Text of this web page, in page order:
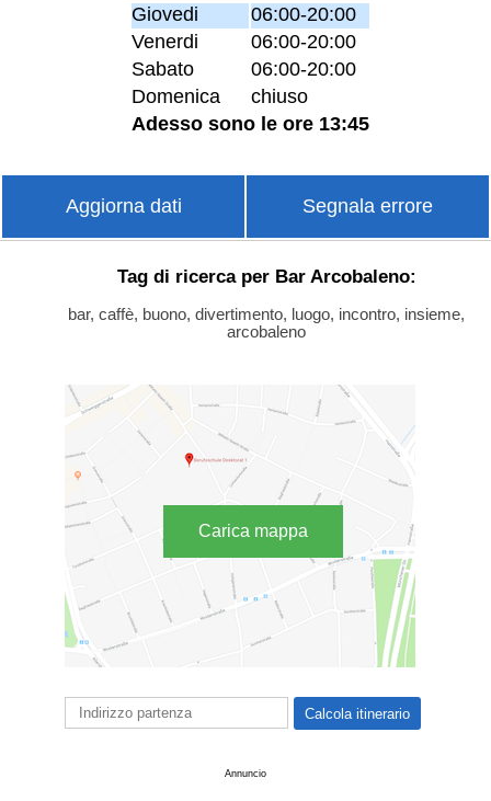
Giovedi
06:00-20:00
Venerdi
06:00-20:00
Sabato
06:00-20:00
Domenica
chiuso
Adesso sono le ore 13:45
Aggiorna dati Segnala errore
Tag di ricerca per Bar Arcobaleno:
bar, caffè, buono, divertimento, luogo, incontro, insieme,
arcobaleno
Carica mappa
Annuncio